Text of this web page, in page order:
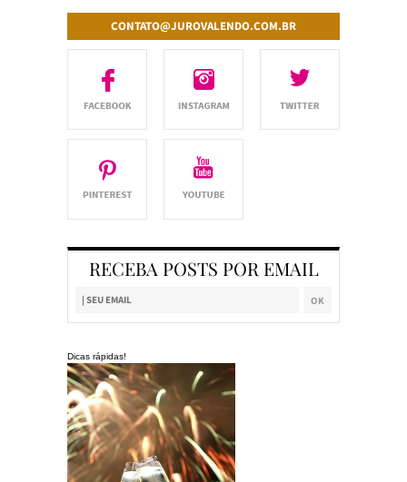
CONTATO@JUROVALENDO.COM.BR
RECEBA POSTS POR EMAIL
Dicas rápidas!